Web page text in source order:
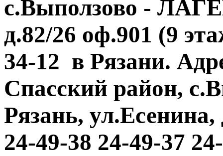
с.Выползово -
д.82/26 оф.901 (9
34-12 в Рязани.
Спасский район,
Рязань,
24-49-38 24-49-37